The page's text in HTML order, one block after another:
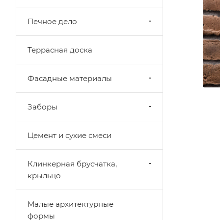
Печное дело
Террасная доска
Фасадные материалы
Заборы
Цемент и сухие смеси
Клинкерная брусчатка,
крыльцо
Малые архитектурные
формы